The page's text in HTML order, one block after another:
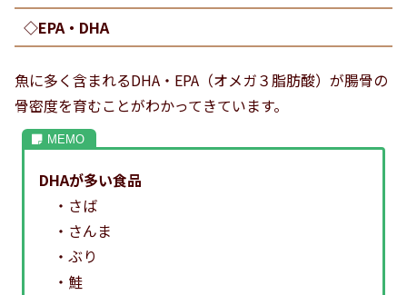
◇EPA・DHA
魚に多く含まれるDHA・EPA（オメガ３脂肪酸）が腸骨の
骨密度を育むことがわかってきています。
DHAが多い食品
・さば
・さんま
・ぶり
・鮭